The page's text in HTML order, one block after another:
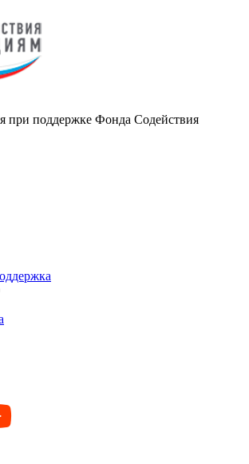
при поддержке Фонда Содействия